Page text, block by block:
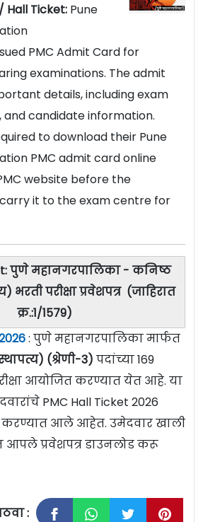
Hall Ticket: Pune
PMC Admit Card for
examinations. The admit
details, including exam
and candidate information.
to download their Pune
PMC admit card online
website before the
it to the exam centre for
पुणे महानगरपालिका - कनिष्ठ
भरती परीक्षा प्रवेशपत्र (जाहिरात
क्र.:1/1579)
: पुणे महानगरपालिका मार्फत
(श्रेणी-3) पदांच्या 169
आयोजित करण्यात येत आहे. या
PMC Hall Ticket 2026
आले आहेत. उमेदवार खाली
प्रवेशपत्र डाउनलोड करू
: